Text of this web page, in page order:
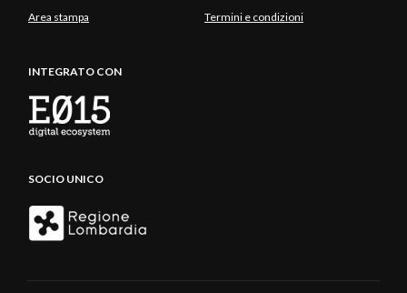
Area stampa Termini e condizioni
INTEGRATO CON
SOCIO UNICO